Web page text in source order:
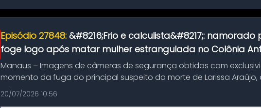
Episódio 27848: &#8216;Frio e calculista&#8217;:
foge logo após matar mulher estrangulada no Colônia
Manaus – Imagens de câmeras de segurança obtidas com
momento da fuga do principal suspeito da morte de Larissa Araújo,
noite deste último d...
20/07/2026 10:56